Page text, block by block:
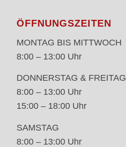
ÖFFNUNGSZEITEN
MONTAG BIS MITTWOCH
8:00 – 13:00 Uhr
DONNERSTAG & FREITAG
8:00 – 13:00 Uhr
15:00 – 18:00 Uhr
SAMSTAG
8:00 – 13:00 Uhr